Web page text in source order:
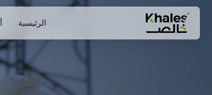
الرئيسية